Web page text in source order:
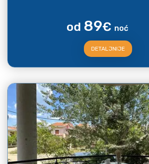
od 89€ noć
DETALJNIJE